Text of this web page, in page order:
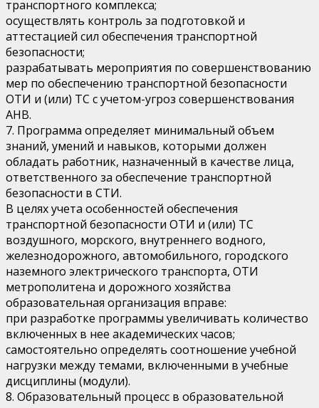
транспортного комплекса;
осуществлять контроль за подготовкой и
аттестацией сил обеспечения транспортной
безопасности;
разрабатывать мероприятия по совершенствованию
мер по обеспечению транспортной безопасности
ОТИ и (или) ТС с учетом-угроз совершенствования
АНВ.
7. Программа определяет минимальный объем
знаний, умений и навыков, которыми должен
обладать работник, назначенный в качестве лица,
ответственного за обеспечение транспортной
безопасности в СТИ.
В целях учета особенностей обеспечения
транспортной безопасности ОТИ и (или) ТС
воздушного, морского, внутреннего водного,
железнодорожного, автомобильного, городского
наземного электрического транспорта, ОТИ
метрополитена и дорожного хозяйства
образовательная организация вправе:
при разработке программы увеличивать количество
включенных в нее академических часов;
самостоятельно определять соотношение учебной
нагрузки между темами, включенными в учебные
дисциплины (модули).
8. Образовательный процесс в образовательной